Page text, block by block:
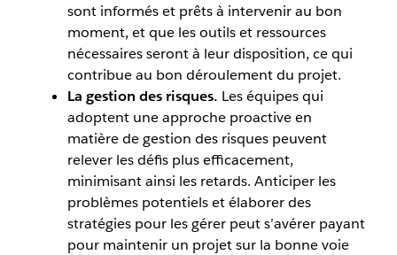
sont informés et prêts à intervenir au bon
moment, et que les outils et ressources
nécessaires seront à leur disposition, ce qui
contribue au bon déroulement du projet.
La gestion des risques. Les équipes qui
adoptent une approche proactive en
matière de gestion des risques peuvent
relever les défis plus efficacement,
minimisant ainsi les retards. Anticiper les
problèmes potentiels et élaborer des
stratégies pour les gérer peut s’avérer payant
pour maintenir un projet sur la bonne voie